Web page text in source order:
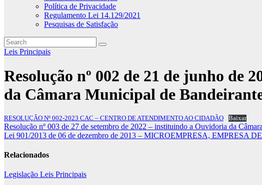
Política de Privacidade
Regulamento Lei 14.129/2021
Pesquisas de Satisfação
Leis Principais
Resolução nº 002 de 21 de junho de
da Câmara Municipal de
RESOLUÇÃO Nº 002-2023 CAC – CENTRO DE ATENDIMENTO AO CIDADÃO Baixar
Navegação
de
Post
Resolução nº 003 de 27 de setembro de 2022 – instituindo a Ouvidoria da
Lei 901/2013 de 06 de dezembro de 2013 – MICROEMPRESA,
Relacionados
Legislação Leis Principais